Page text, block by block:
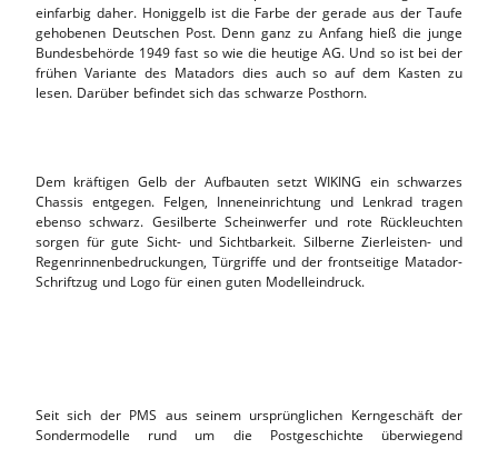
einfarbig daher. Honiggelb ist die Farbe der gerade aus der Taufe
gehobenen Deutschen Post. Denn ganz zu Anfang hieß die junge
Bundesbehörde 1949 fast so wie die heutige AG. Und so ist bei der
frühen Variante des Matadors dies auch so auf dem Kasten zu
lesen. Darüber befindet sich das schwarze Posthorn.
Dem kräftigen Gelb der Aufbauten setzt WIKING ein schwarzes
Chassis entgegen. Felgen, Inneneinrichtung und Lenkrad tragen
ebenso schwarz. Gesilberte Scheinwerfer und rote Rückleuchten
sorgen für gute Sicht- und Sichtbarkeit. Silberne Zierleisten- und
Regenrinnenbedruckungen, Türgriffe und der frontseitige Matador-
Schriftzug und Logo für einen guten Modelleindruck.
Seit sich der PMS aus seinem ursprünglichen Kerngeschäft der
Sondermodelle rund um die Postgeschichte überwiegend